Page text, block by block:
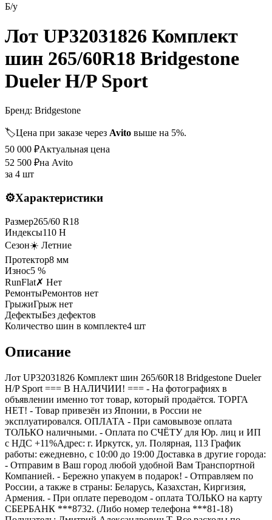
Б/у
Лот UP32031826 Комплект
шин 265/60R18 Bridgestone
Dueler H/P Sport
Бренд: Bridgestone
🏷️Цена при заказе через Avito выше на 5%.
50 000 ₽Актуальная цена
52 500 ₽на Avito
за 4 шт
⚙️Характеристики
Размер265/60 R18
Индексы110 H
Сезон☀️ Летние
Протектор8 мм
Износ5 %
RunFlat✗ Нет
РемонтыРемонтов нет
ГрыжиГрыж нет
ДефектыБез дефектов
Количество шин в комплекте4 шт
Описание
Лот UP32031826 Комплект шин 265/60R18 Bridgestone Dueler
H/P Sport === B НАЛИЧИИ! === - На фотографиях в
объявлении именно тот товар, который продаётся. ТОРГА
НЕТ! - Товар привезён из Японии, в России не
эксплуатировался. ОПЛАТА - При самовывозе оплата
ТОЛЬКО наличными. - Оплата по СЧЁТУ для Юр. лиц и ИП
с НДС +11%Адрес: г. Иркутск, ул. Полярная, 113 График
работы: ежедневно, с 10:00 до 19:00 Доставка в другие города:
- Отправим в Ваш город любой удобной Вам Транспортной
Компанией. - Бережно упакуем в подарок! - Отправляем по
России, а также в страны: Беларусь, Казахстан, Киргизия,
Армения. - При оплате переводом - оплата ТОЛЬКО на карту
СБЕРБАНК ***8732. (Либо номер телефона ***81-18)